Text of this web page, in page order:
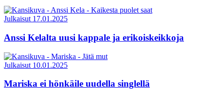
Julkaisut 17.01.2025
Anssi Kelalta uusi kappale ja erikoiskeikkoja
Julkaisut 10.01.2025
Mariska ei hönkäile uudella singlellä